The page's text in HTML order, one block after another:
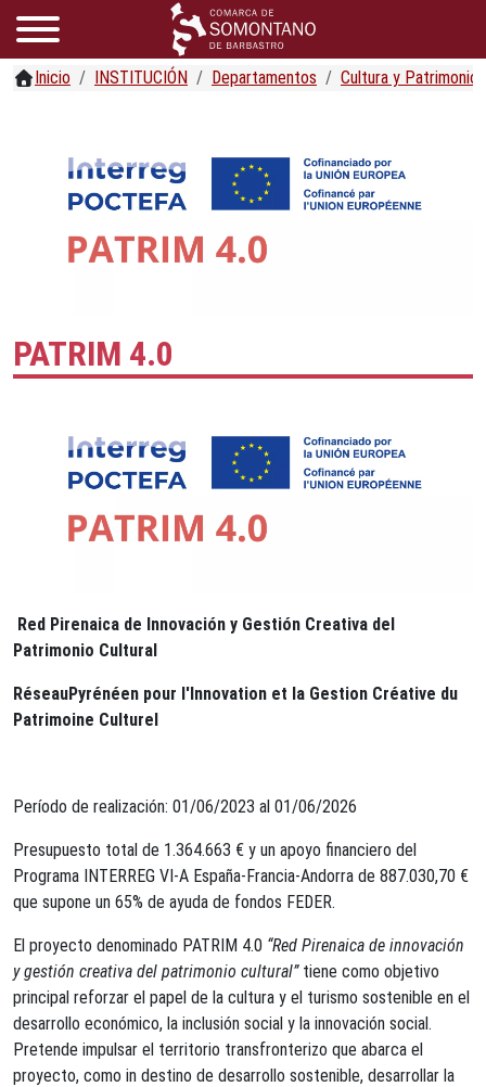
Inicio INSTITUCIÓN Departamentos Cultura y Patrimonio
PATRIM 4.0
Red Pirenaica de Innovación y Gestión Creativa del
Patrimonio Cultural
RéseauPyrénéen pour l'Innovation et la Gestion Créative du
Patrimoine Culturel
Período de realización: 01/06/2023 al 01/06/2026
Presupuesto total de 1.364.663 € y un apoyo financiero del
Programa INTERREG VI-A España-Francia-Andorra de 887.030,70 €
que supone un 65% de ayuda de fondos FEDER.
El proyecto denominado PATRIM 4.0 “Red Pirenaica de innovación
y gestión creativa del patrimonio cultural”tiene como objetivo
principal reforzar el papel de la cultura y el turismo sostenible en el
desarrollo económico, la inclusión social y la innovación social.
Pretende impulsar el territorio transfronterizo que abarca el
proyecto, como in destino de desarrollo sostenible, desarrollar la